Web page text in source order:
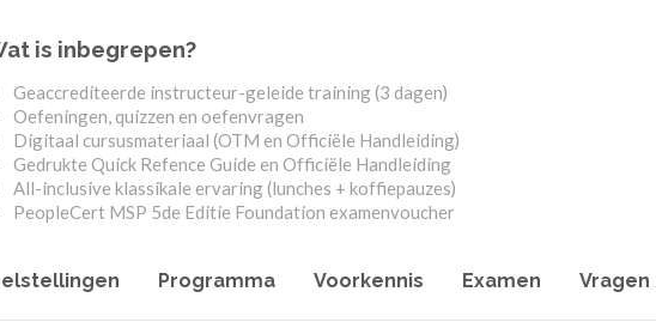
is inbegrepen?
Geaccrediteerde instructeur-geleide training (3 dagen)
Oefeningen, quizzen en oefenvragen
Digitaal cursusmateriaal (OTM en Officiële Handleiding)
Gedrukte Quick Refence Guide en Officiële Handleiding
All-inclusive klassikale ervaring (lunches + koffiepauzes)
PeopleCert MSP 5de Editie Foundation examenvoucher
Programma Voorkennis Examen